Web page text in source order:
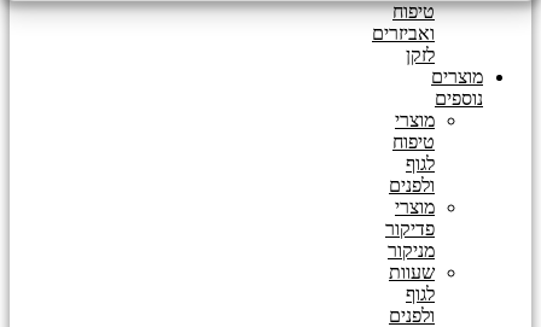
טיפוח
ואביזרים
לזקן
מוצרים
נוספים
מוצרי
טיפוח
לגוף
ולפנים
מוצרי
פדיקור
מניקור
שעוות
לגוף
ולפנים